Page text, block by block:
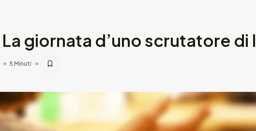
giornata d’uno scrutatore di
5 Minuti